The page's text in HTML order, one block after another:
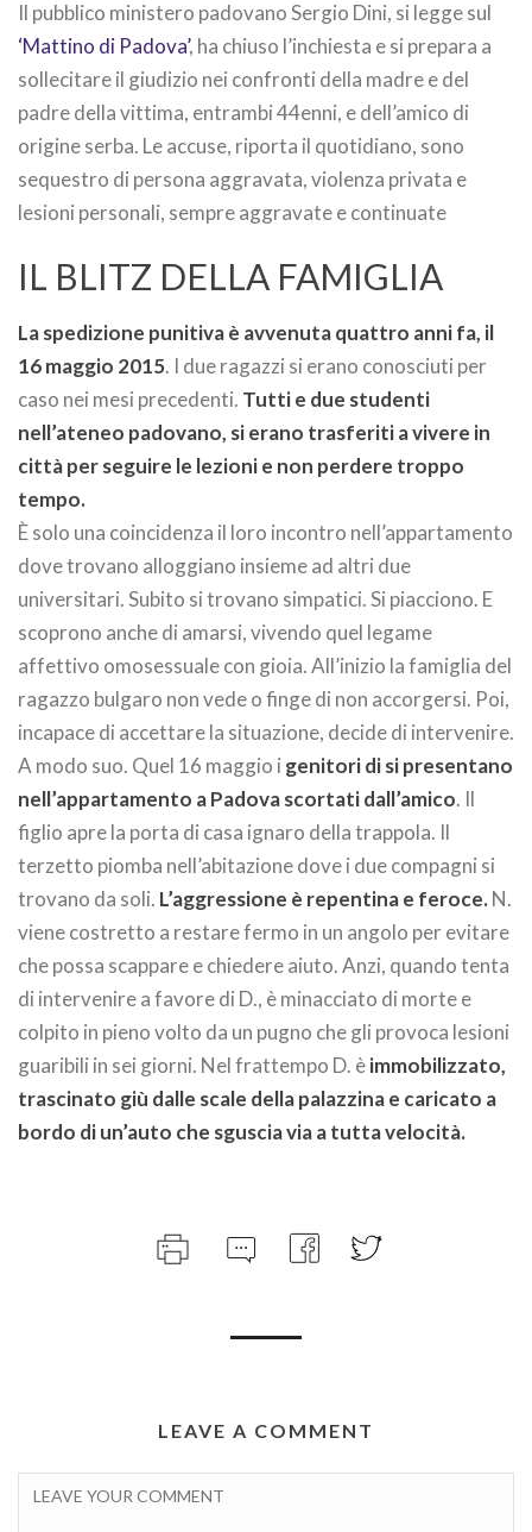
Il pubblico ministero padovano Sergio Dini, si legge sul
‘Mattino di Padova’, ha chiuso l’inchiesta e si prepara a
sollecitare il giudizio nei confronti della madre e del
padre della vittima, entrambi 44enni, e dell’amico di
origine serba. Le accuse, riporta il quotidiano, sono
sequestro di persona aggravata, violenza privata e
lesioni personali, sempre aggravate e continuate
IL BLITZ DELLA FAMIGLIA
La spedizione punitiva è avvenuta quattro anni fa, il
16 maggio 2015. I due ragazzi si erano conosciuti per
caso nei mesi precedenti. Tutti e due studenti
nell’ateneo padovano, si erano trasferiti a vivere in
città per seguire le lezioni e non perdere troppo
tempo.
È solo una coincidenza il loro incontro nell’appartamento
dove trovano alloggiano insieme ad altri due
universitari. Subito si trovano simpatici. Si piacciono. E
scoprono anche di amarsi, vivendo quel legame
affettivo omosessuale con gioia. All’inizio la famiglia del
ragazzo bulgaro non vede o finge di non accorgersi. Poi,
incapace di accettare la situazione, decide di intervenire.
A modo suo. Quel 16 maggio i genitori di si presentano
nell’appartamento a Padova scortati dall’amico. Il
figlio apre la porta di casa ignaro della trappola. Il
terzetto piomba nell’abitazione dove i due compagni si
trovano da soli. L’aggressione è repentina e feroce.N.
viene costretto a restare fermo in un angolo per evitare
che possa scappare e chiedere aiuto. Anzi, quando tenta
di intervenire a favore di D., è minacciato di morte e
colpito in pieno volto da un pugno che gli provoca lesioni
guaribili in sei giorni. Nel frattempo D. èimmobilizzato,
trascinato giù dalle scale della palazzina e caricato a
bordo di un’auto che sguscia via a tutta velocità.
LEAVE A COMMENT